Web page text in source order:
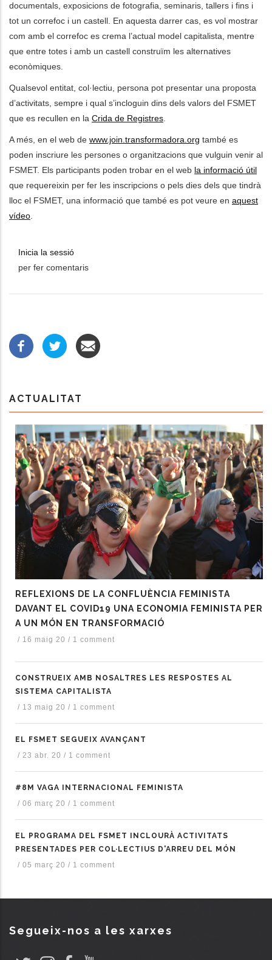
documentals, exposicions de fotografia, seminaris, tallers i fins i
tot un correfoc i un castell. En aquesta darrer cas, es vol mostrar
com amb el correfoc es crema l’actual model capitalista, mentre
que entre totes i amb un castell construïm les alternatives
econòmiques.
Qualsevol entitat, col·lectiu, persona pot presentar una proposta
d’activitats, sempre i qual s’incloguin dins dels valors del FSMET
que es recullen en la Crida de Registres
A més, en el web de www.join.transformadora.org també es
poden inscriure les persones o organitzacions que vulguin venir al
FSMET. Els participants poden trobar en el web la informació útil
que requereixin per fer les inscripcions o pels dies dels que tindrà
lloc el FSMET, una informació que també es pot veure en aquest
vídeo
Inicia la sessió
per fer comentaris
ACTUALITAT
REFLEXIONS DE LA CONFLUÈNCIA FEMINISTA
DAVANT EL COVID19 UNA ECONOMIA FEMINISTA PER
A UN MÓN EN TRANSFORMACIÓ
/ 16 maig 20 / 1 comment
CONSTRUEIX AMB NOSALTRES LES RESPOSTES AL
SISTEMA CAPITALISTA
/ 13 maig 20 / 1 comment
EL FSMET SEGUEIX AVANÇANT
/ 23 abr. 20 / 1 comment
#8M VAGA INTERNACIONAL FEMINISTA
/ 06 març 20 / 1 comment
EL PROGRAMA DEL FSMET INCLOURÀ ACTIVITATS
PRESENTADES PER COL·LECTIUS D'ARREU DEL MÓN
/ 05 març 20 / 1 comment
Segueix-nos a les xarxes